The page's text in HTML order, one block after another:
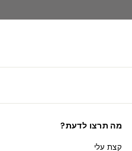
מה תרצו לדעת?
קצת עלי